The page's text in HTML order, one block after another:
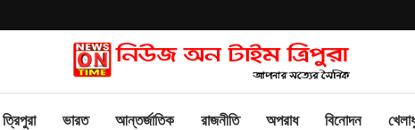
ত্রিপুরা ভারত আন্তর্জাতিক রাজনীতি অপরাধ বিনোদন